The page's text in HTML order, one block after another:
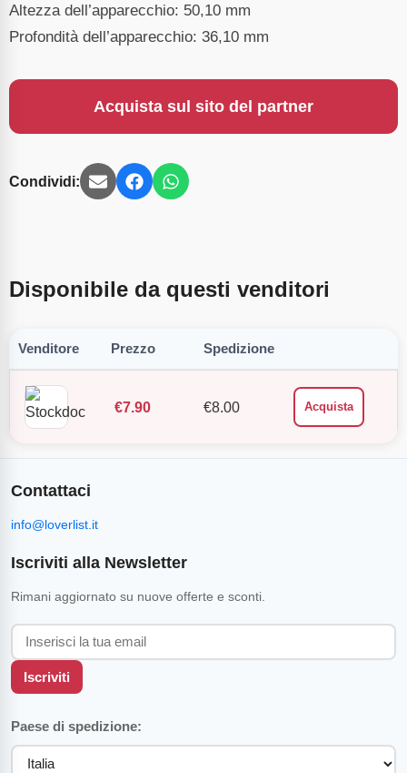
Altezza dell’apparecchio: 50,10 mm
Profondità dell’apparecchio: 36,10 mm
Acquista sul sito del partner
Condividi:
Disponibile da questi venditori
Venditore Prezzo Spedizione
€7.90 €8.00 Acquista
Contattaci
info@loverlist.it
Iscriviti alla Newsletter
Rimani aggiornato su nuove offerte e sconti.
Iscriviti
Paese di spedizione: